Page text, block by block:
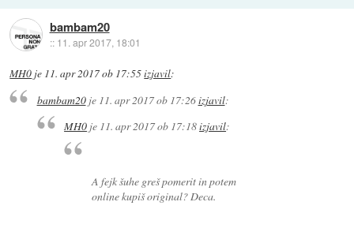
bambam20
:: 11. apr 2017, 18:01
MH0 je 11. apr 2017 ob 17:55izjavil:
bambam20je 11. apr 2017 ob 17:26izjavil:
MH0 je 11. apr 2017 ob 17:18izjavil:
A fejk šuhe greš pomerit in potem
online kupiš original? Deca.